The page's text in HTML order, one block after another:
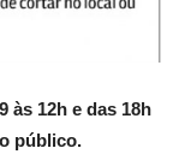
às 12h e das 18h
público.